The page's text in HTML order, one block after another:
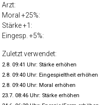
Arzt:
Moral +25%:
Stärke +1:
Eingesp. +5%:
Zuletzt verwendet:
2.8. 09:41 Uhr: Stärke erhöhen
2.8. 09:40 Uhr: Eingespieltheit erhöhen
2.8. 09:40 Uhr: Moral erhöhen
23.7. 08:46 Uhr: Stärke erhöhen